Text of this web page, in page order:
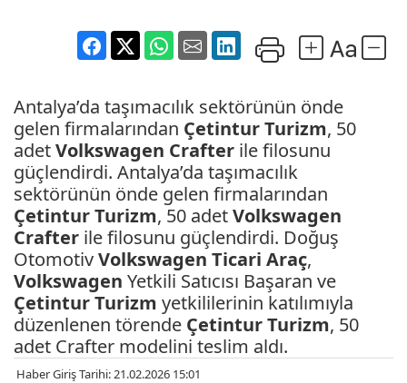
Antalya’da taşımacılık sektörünün önde
gelen firmalarından Çetintur Turizm, 50
adetVolkswagen Crafter ile filosunu
güçlendirdi. Antalya’da taşımacılık
sektörünün önde gelen firmalarından
Çetintur Turizm, 50 adetVolkswagen
Crafter ile filosunu güçlendirdi. Doğuş
OtomotivVolkswagen Ticari Araç,
Volkswagen Yetkili Satıcısı Başaran ve
Çetintur Turizm yetkililerinin katılımıyla
düzenlenen törende Çetintur Turizm, 50
adet Crafter modelini teslim aldı.
Haber Giriş Tarihi: 21.02.2026 15:01